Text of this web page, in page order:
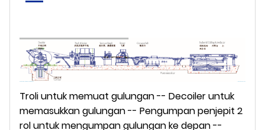
Troli untuk memuat gulungan -- Decoiler untuk
memasukkan gulungan -- Pengumpan penjepit 2
rol untuk mengumpan gulungan ke depan --